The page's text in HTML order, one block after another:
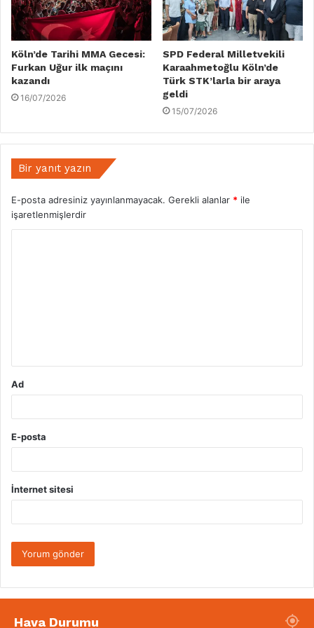
Köln’de Tarihi MMA Gecesi:
Furkan Uğur ilk maçını
kazandı
16/07/2026
SPD Federal Milletvekili
Karaahmetoğlu Köln’de
Türk STK’larla bir araya
geldi
15/07/2026
Bir yanıt yazın
E-posta adresiniz yayınlanmayacak. Gerekli alanlar * ile
işaretlenmişlerdir
Ad
E-posta
İnternet sitesi
Hava Durumu